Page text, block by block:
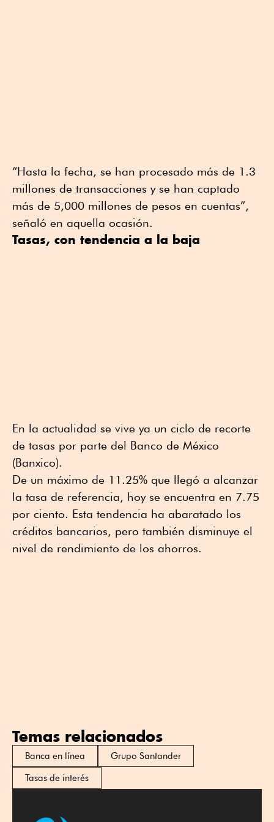
“Hasta la fecha, se han procesado más de 1.3
millones de transacciones y se han captado
más de 5,000 millones de pesos en cuentas”,
señaló en aquella ocasión.
Tasas, con tendencia a la baja
En la actualidad se vive ya un ciclo de recorte
de tasas por parte del Banco de México
(Banxico).
De un máximo de 11.25% que llegó a alcanzar
la tasa de referencia, hoy se encuentra en 7.75
por ciento. Esta tendencia ha abaratado los
créditos bancarios, pero también disminuye el
nivel de rendimiento de los ahorros.
Temas relacionados
Banca en línea
Grupo Santander
Tasas de interés